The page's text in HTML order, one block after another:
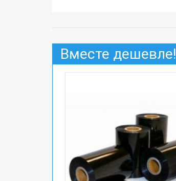
Вместе дешевле!